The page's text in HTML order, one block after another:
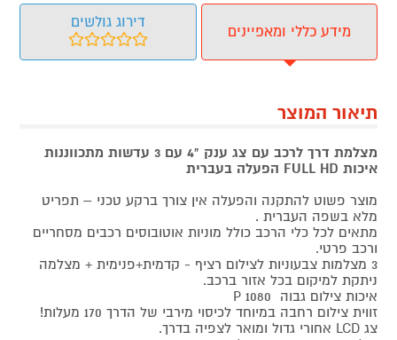
מידע כללי ומאפיינים
דירוג גולשים
תיאור המוצר
מצלמת דרך לרכב עם צג ענק "4 עם 3 עדשות מתכווננות
איכות FULL HD הפעלה בעברית
מוצר פשוט להתקנה והפעלה אין צורך ברקע טכני – תפריט
מלא בשפה העברית .
מתאים לכל כלי הרכב כולל מוניות אוטובוסים רכבים מסחריים
ורכב פרטי.
3 מצלמות צבעוניות לצילום רציף - קדמית+פנימית + מצלמה
ניתקת למיקום בכל אזור ברכב.
איכות צילום גבוה P 1080
זווית צילום רחבה במיוחד לכיסוי מירבי של הדרך 170 מעלות!
צג LCD אחורי גדול ומואר לצפיה בדרך.